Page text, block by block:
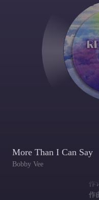
More Than I Can Say
Bobby Vee
作
作